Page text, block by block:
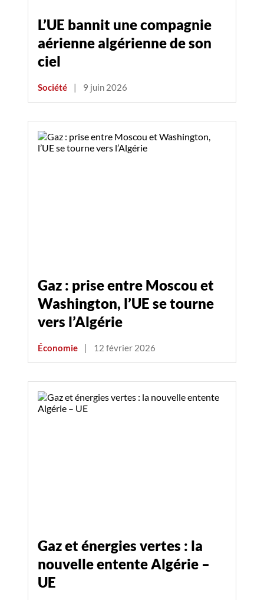
L’UE bannit une compagnie
aérienne algérienne de son
ciel
Société | 9 juin 2026
Gaz : prise entre Moscou et
Washington, l’UE se tourne
vers l’Algérie
Économie | 12 février 2026
Gaz et énergies vertes : la
nouvelle entente Algérie –
UE